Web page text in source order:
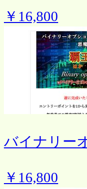
￥16,800
バイナリー
￥16,800